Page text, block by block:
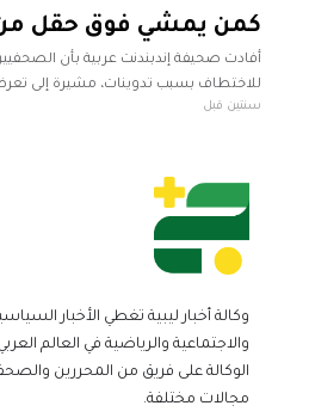
كمن يمشي فوق حقل من
أفادت صحيفة إندبندنت عربية بأن
للاختطاف بسبب تدوينات، مشيرة إلى
الاحتجاز التعسفي، من قبل عناصر مسلحة
سنتين قبل
وكالة أخبار ليبية تغطي الأخبار
والاجتماعية والرياضية في العالم
الوكالة على فريق من المحررين
مجالات مختلفة.